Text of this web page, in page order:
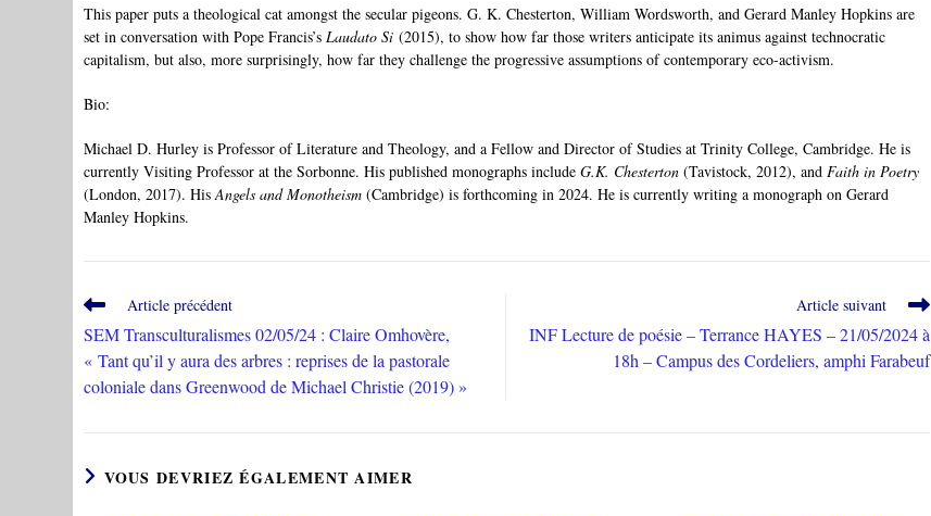
This paper puts a theological cat amongst the secular pigeons. G. K. Chesterton, William Wordsworth, and Gerard Manley Hopkins are
set in conversation with Pope Francis’s Laudato Si(2015), to show how far those writers anticipate its animus against technocratic
capitalism, but also, more surprisingly, how far they challenge the progressive assumptions of contemporary eco-activism.
Bio:
Michael D. Hurley is Professor of Literature and Theology, and a Fellow and Director of Studies at Trinity College, Cambridge. He is
currently Visiting Professor at the Sorbonne. His published monographs includeG.K. Chesterton (Tavistock, 2012), and Faith in Poetry
(London, 2017). HisAngels and Monotheism(Cambridge) is forthcoming in 2024. He is currently writing a monograph on Gerard
Manley Hopkins.
Read
more
articles
Article précédent
SEM Transculturalismes 02/05/24 : Claire Omhovère,
« Tant qu’il y aura des arbres : reprises de la pastorale
coloniale dans Greenwood de Michael Christie (2019) »
Article suivant
INF Lecture de poésie – Terrance HAYES – 21/05/2024 à
18h – Campus des Cordeliers, amphi Farabeuf
VOUS DEVRIEZ ÉGALEMENT AIMER